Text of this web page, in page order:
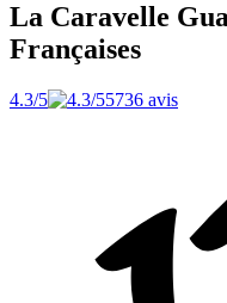
La Caravelle
Françaises
4.3/5 5736 avis